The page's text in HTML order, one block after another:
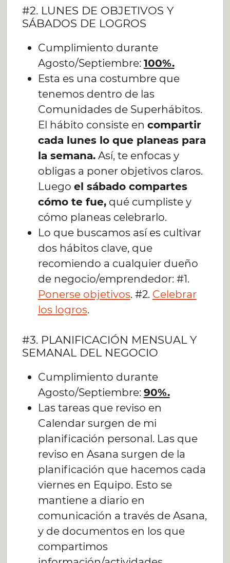
#2. LUNES DE OBJETIVOS Y
SÁBADOS DE LOGROS
Cumplimiento durante
Agosto/Septiembre: 100%.
Esta es una costumbre que
tenemos dentro de las
Comunidades de Superhábitos.
El hábito consiste en compartir
cada lunes lo que planeas para
la semana.Así, te enfocas y
obligas a poner objetivos claros.
Luego el sábado compartes
cómo te fue,qué cumpliste y
cómo planeas celebrarlo.
Lo que buscamos así es cultivar
dos hábitos clave, que
recomiendo a cualquier dueño
de negocio/emprendedor: #1.
Ponerse objetivos. #2. Celebrar
los logros.
#3. PLANIFICACIÓN MENSUAL Y
SEMANAL DEL NEGOCIO
Cumplimiento durante
Agosto/Septiembre: 90%.
Las tareas que reviso en
Calendar surgen de mi
planificación personal. Las que
reviso en Asana surgen de la
planificación que hacemos cada
viernes en Equipo. Esto se
mantiene a diario en
comunicación a través de Asana,
y de documentos en los que
compartimos